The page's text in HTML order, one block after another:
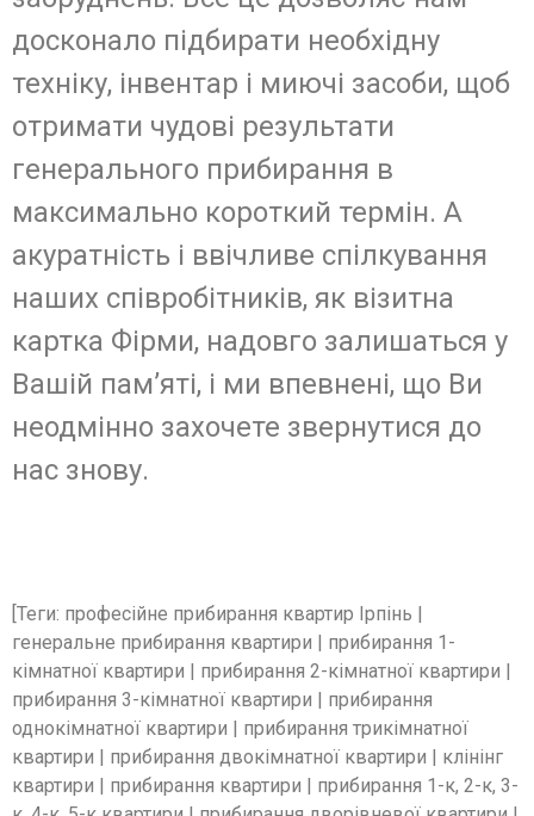
досконало підбирати необхідну
техніку, інвентар і миючі засоби, щоб
отримати чудові результати
генерального прибирання в
максимально короткий термін. А
акуратність і ввічливе спілкування
наших співробітників, як візитна
картка Фірми, надовго залишаться у
Вашій пам’яті, і ми впевнені, що Ви
неодмінно захочете звернутися до
нас знову.
[Теги: професійне прибирання квартир Ірпінь |
генеральне прибирання квартири | прибирання 1-
кімнатної квартири | прибирання 2-кімнатної квартири |
прибирання 3-кімнатної квартири | прибирання
однокімнатної квартири | прибирання трикімнатної
квартири | прибирання двокімнатної квартири | клінінг
квартири | прибирання квартири | прибирання 1-к, 2-к, 3-